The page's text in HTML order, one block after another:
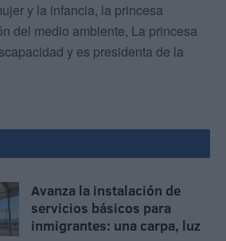
y la infancia, la princesa
del medio ambiente, La princesa
y es presidenta de la
Avanza la instalación de
servicios básicos para
inmigrantes: una carpa, luz